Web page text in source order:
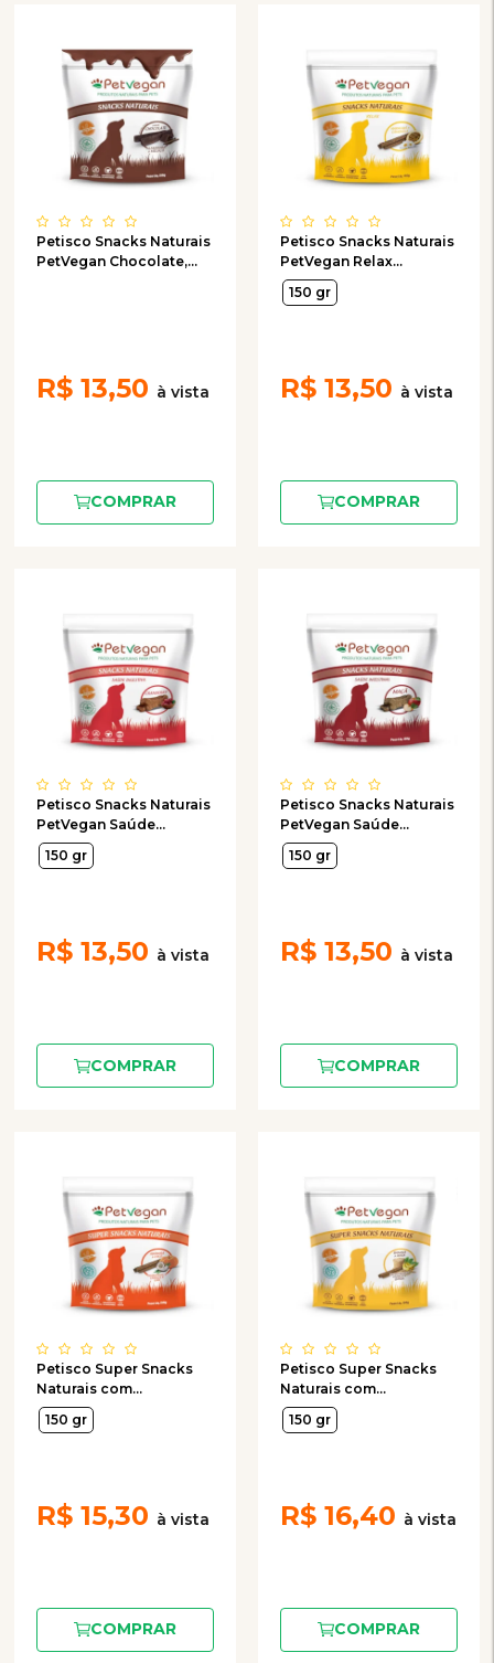
Petisco Snacks Naturais
PetVegan Chocolate,
R$ 13,50
COMPRAR
Petisco Snacks Naturais
PetVegan Relax
Maracujá e Camomila
para Cães 150g
150 gr
R$ 13,50
COMPRAR
Petisco Snacks Naturais
PetVegan Saúde
Digestiva Cranberry para
Cães 150g
150 gr
R$ 13,50
COMPRAR
Petisco Snacks Naturais
PetVegan Saúde
Intestinal Maçã para
Cães 150g
150 gr
R$ 13,50
COMPRAR
Petisco Super Snacks
Naturais com
Probióticos PetVegan
Abóbora e Coco para
150 gr
R$ 15,30
COMPRAR
Petisco Super Snacks
Naturais com
Probióticos PetVegan
Banana e Aveia para
150 gr
R$ 16,40
COMPRAR